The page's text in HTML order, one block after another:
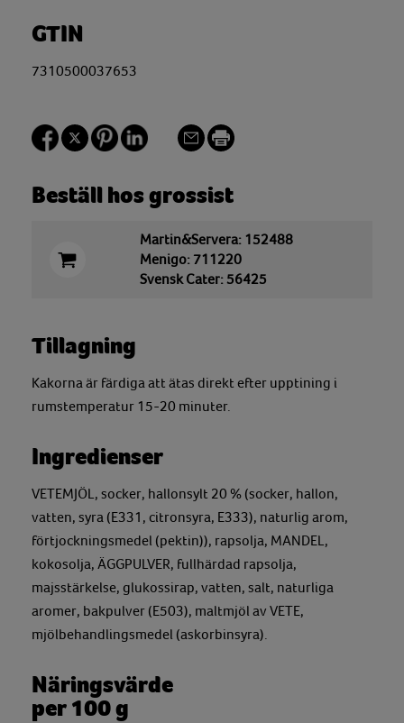
GTIN
7310500037653
Beställ hos grossist
Martin&Servera: 152488
Menigo: 711220
Svensk Cater: 56425
Tillagning
Kakorna är färdiga att ätas direkt efter upptining i
rumstemperatur 15-20 minuter.
Ingredienser
VETEMJÖL, socker, hallonsylt 20 % (socker, hallon,
vatten, syra (E331, citronsyra, E333), naturlig arom,
förtjockningsmedel (pektin)), rapsolja, MANDEL,
kokosolja, ÄGGPULVER, fullhärdad rapsolja,
majsstärkelse, glukossirap, vatten, salt, naturliga
aromer, bakpulver (E503), maltmjöl av VETE,
mjölbehandlingsmedel (askorbinsyra).
Näringsvärde
per 100 g